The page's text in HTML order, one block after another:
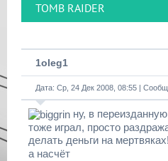
TOMB RAIDER
1oleg1
Дата: Ср, 24 Дек 2008, 08:55 |
ну, в
тоже играл, просто
делать деньги на мертвяках!
а насчёт